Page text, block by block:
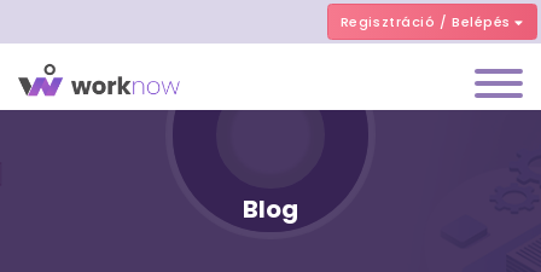
Regisztráció / Belépés
Blog